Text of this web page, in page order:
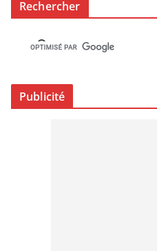
Rechercher
Publicité